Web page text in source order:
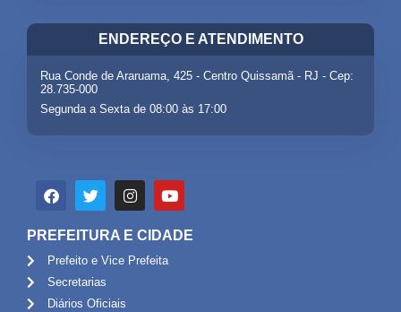
ENDEREÇO E ATENDIMENTO
Rua Conde de Araruama, 425 - Centro Quissamã - RJ - Cep:
28.735-000
Segunda a Sexta de 08:00 às 17:00
PREFEITURA E CIDADE
Prefeito e Vice Prefeita
Secretarias
Diários Oficiais